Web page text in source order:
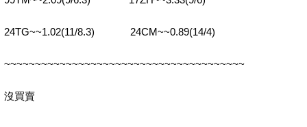
24TG~~1.02(11/8.3) 24CM~~0.89(14/4)
~~~~~~~~~~~~~~~~~~~~~~~~~~~~~~~~~~~~~~~
沒買賣